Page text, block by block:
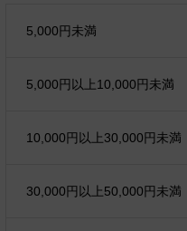
5,000円未満
5,000円以上10,000円未満
10,000円以上30,000円未満
30,000円以上50,000円未満